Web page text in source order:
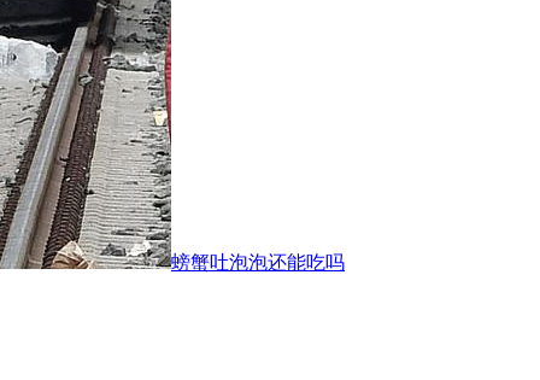
螃蟹吐泡泡还能吃吗